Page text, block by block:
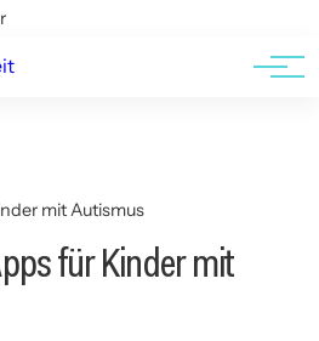
mit Autismus
für Kinder mit